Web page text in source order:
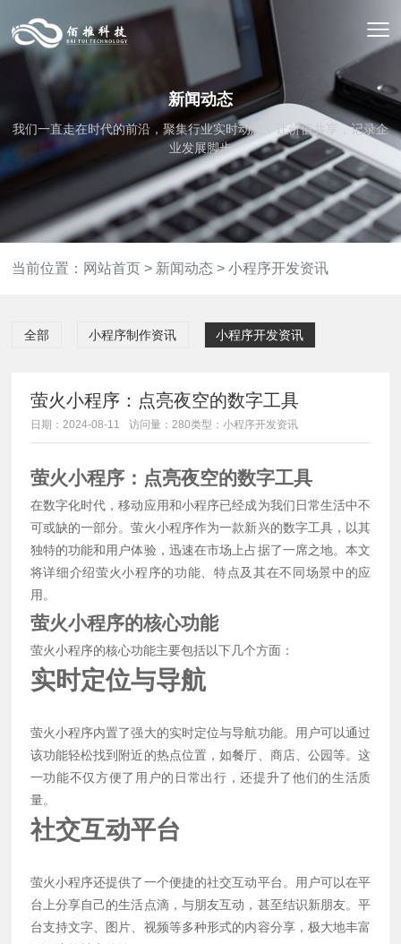
新闻动态
我们一直走在时代的前沿，聚集行业实时动态，让价值共享，记录企
业发展脚步
当前位置： 网站首页 > 新闻动态 >小程序开发资讯
全部 小程序制作资讯 小程序开发资讯
萤火小程序：点亮夜空的数字工具
日期：2024-08-11 访问量：280类型：小程序开发资讯
萤火小程序：点亮夜空的数字工具
在数字化时代，移动应用和小程序已经成为我们日常生活中不
可或缺的一部分。萤火小程序作为一款新兴的数字工具，以其
独特的功能和用户体验，迅速在市场上占据了一席之地。本文
将详细介绍萤火小程序的功能、特点及其在不同场景中的应
用。
萤火小程序的核心功能
萤火小程序的核心功能主要包括以下几个方面：
实时定位与导航
萤火小程序内置了强大的实时定位与导航功能。用户可以通过
该功能轻松找到附近的热点位置，如餐厅、商店、公园等。这
一功能不仅方便了用户的日常出行，还提升了他们的生活质
量。
社交互动平台
萤火小程序还提供了一个便捷的社交互动平台。用户可以在平
台上分享自己的生活点滴，与朋友互动，甚至结识新朋友。平
台支持文字、图片、视频等多种形式的内容分享，极大地丰富